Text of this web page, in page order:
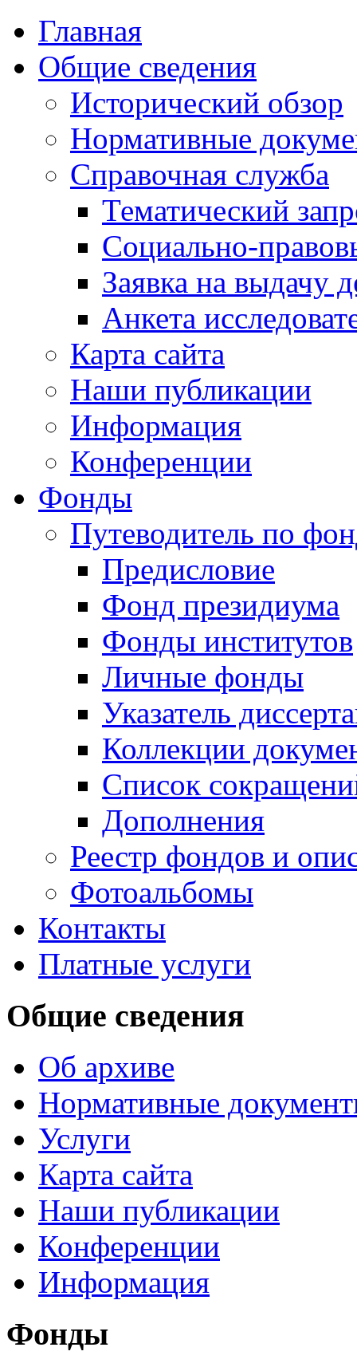
Главная
Общие сведения
Исторический обзор
Нормативные
Справочная служба
Тематический
Социально-
Заявка на выдачу
Анкета
Карта сайта
Наши публикации
Информация
Конференции
Фонды
Путеводитель по
Предисловие
Фонд президиума
Фонды институтов
Личные фонды
Указатель
Коллекции
Список
Дополнения
Реестр фондов и
Фотоальбомы
Контакты
Платные услуги
Общие сведения
Об архиве
Нормативные
Услуги
Карта сайта
Наши публикации
Конференции
Информация
Фонды